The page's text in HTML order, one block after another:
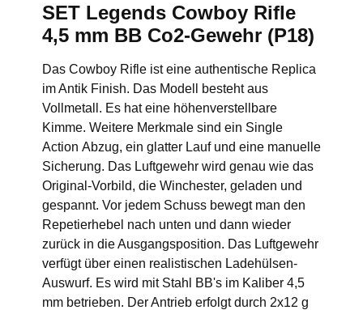
SET Legends Cowboy Rifle
4,5 mm BB Co2-Gewehr (P18)
Das Cowboy Rifle ist eine authentische Replica
im Antik Finish. Das Modell besteht aus
Vollmetall. Es hat eine höhenverstellbare
Kimme. Weitere Merkmale sind ein Single
Action Abzug, ein glatter Lauf und eine manuelle
Sicherung. Das Luftgewehr wird genau wie das
Original-Vorbild, die Winchester, geladen und
gespannt. Vor jedem Schuss bewegt man den
Repetierhebel nach unten und dann wieder
zurück in die Ausgangsposition. Das Luftgewehr
verfügt über einen realistischen Ladehülsen-
Auswurf. Es wird mit Stahl BB's im Kaliber 4,5
mm betrieben. Der Antrieb erfolgt durch 2x12 g